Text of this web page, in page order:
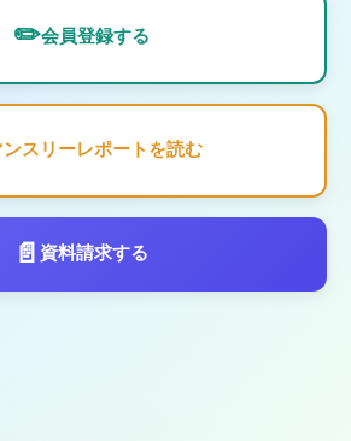
✏️会員登録する
ンスリーレポートを読む
📄 資料請求する